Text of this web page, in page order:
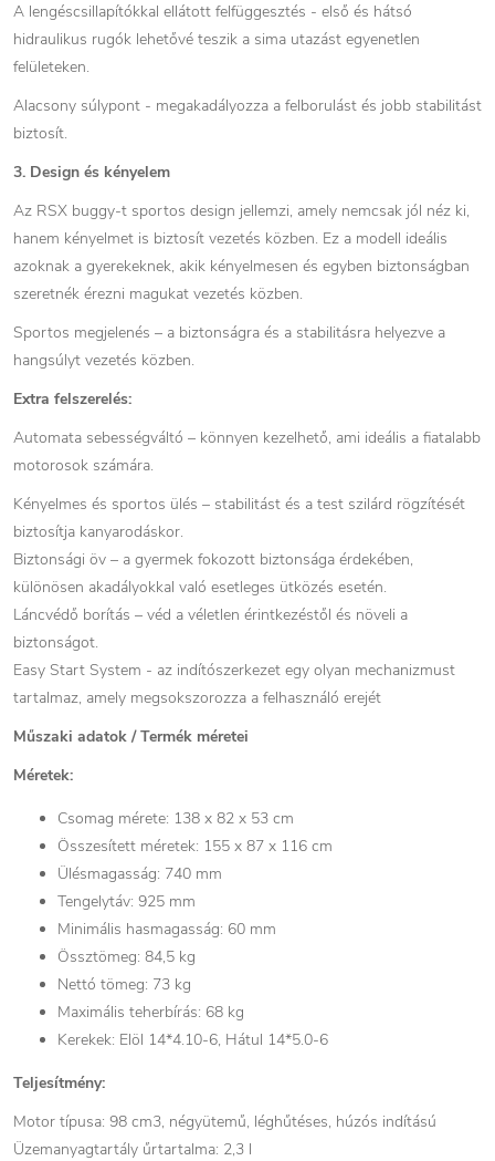
A lengéscsillapítókkal ellátott felfüggesztés - első és hátsó
hidraulikus rugók lehetővé teszik a sima utazást egyenetlen
felületeken.
Alacsony súlypont - megakadályozza a felborulást és jobb stabilitást
biztosít.
3. Design és kényelem
Az RSX buggy-t sportos design jellemzi, amely nemcsak jól néz ki,
hanem kényelmet is biztosít vezetés közben. Ez a modell ideális
azoknak a gyerekeknek, akik kényelmesen és egyben biztonságban
szeretnék érezni magukat vezetés közben.
Sportos megjelenés – a biztonságra és a stabilitásra helyezve a
hangsúlyt vezetés közben.
Extra felszerelés:
Automata sebességváltó – könnyen kezelhető, ami ideális a fiatalabb
motorosok számára.
Kényelmes és sportos ülés – stabilitást és a test szilárd rögzítését
biztosítja kanyarodáskor.
Biztonsági öv – a gyermek fokozott biztonsága érdekében,
különösen akadályokkal való esetleges ütközés esetén.
Láncvédő borítás – véd a véletlen érintkezéstől és növeli a
biztonságot.
Easy Start System - az indítószerkezet egy olyan mechanizmust
tartalmaz, amely megsokszorozza a felhasználó erejét
Műszaki adatok / Termék méretei
Méretek:
Csomag mérete: 138 x 82 x 53 cm
Összesített méretek: 155 x 87 x 116 cm
Ülésmagasság: 740 mm
Tengelytáv: 925 mm
Minimális hasmagasság: 60 mm
Össztömeg: 84,5 kg
Nettó tömeg: 73 kg
Maximális teherbírás: 68 kg
Kerekek: Elöl 14*4.10-6, Hátul 14*5.0-6
Teljesítmény:
Motor típusa: 98 cm3, négyütemű, léghűtéses, húzós indítású
Üzemanyagtartály űrtartalma: 2,3 l